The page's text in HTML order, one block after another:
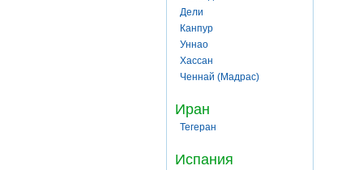
Дели
Канпур
Уннао
Хассан
Ченнай (Мадрас)
Иран
Тегеран
Испания